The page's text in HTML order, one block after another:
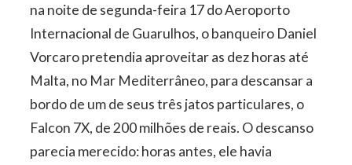
na noite de segunda-feira 17 do Aeroporto
Internacional de Guarulhos, o banqueiro Daniel
Vorcaro pretendia aproveitar as dez horas até
Malta, no Mar Mediterrâneo, para descansar a
bordo de um de seus três jatos particulares, o
Falcon 7X, de 200 milhões de reais. O descanso
parecia merecido: horas antes, ele havia